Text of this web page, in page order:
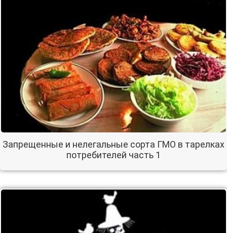
Запрещенные и нелегальные сорта ГМО в тарелках
потребителей часть 1